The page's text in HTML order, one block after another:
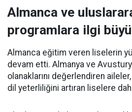
Almanca ve
programlara ilgi
Almanca eğitim veren liselerin
devam etti. Almanya ve
olanaklarını değerlendiren
dil yeterliliğini artıran liselere